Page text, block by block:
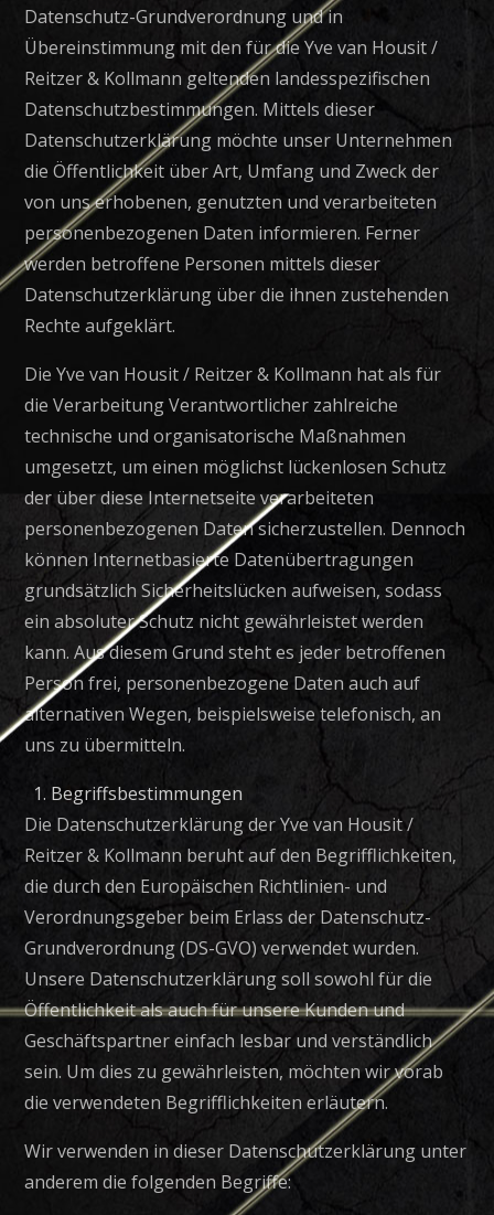
Datenschutz-Grundverordnung und in
Übereinstimmung mit den für die Yve van Housit /
Reitzer & Kollmann geltenden landesspezifischen
Datenschutzbestimmungen. Mittels dieser
Datenschutzerklärung möchte unser Unternehmen
die Öffentlichkeit über Art, Umfang und Zweck der
von uns erhobenen, genutzten und verarbeiteten
personenbezogenen Daten informieren. Ferner
werden betroffene Personen mittels dieser
Datenschutzerklärung über die ihnen zustehenden
Rechte aufgeklärt.
Die Yve van Housit / Reitzer & Kollmann hat als für
die Verarbeitung Verantwortlicher zahlreiche
technische und organisatorische Maßnahmen
umgesetzt, um einen möglichst lückenlosen Schutz
der über diese Internetseite verarbeiteten
personenbezogenen Daten sicherzustellen. Dennoch
können Internetbasierte Datenübertragungen
grundsätzlich Sicherheitslücken aufweisen, sodass
ein absoluter Schutz nicht gewährleistet werden
kann. Aus diesem Grund steht es jeder betroffenen
Person frei, personenbezogene Daten auch auf
alternativen Wegen, beispielsweise telefonisch, an
uns zu übermitteln.
Begriffsbestimmungen
Die Datenschutzerklärung der Yve van Housit /
Reitzer & Kollmann beruht auf den Begrifflichkeiten,
die durch den Europäischen Richtlinien- und
Verordnungsgeber beim Erlass der Datenschutz-
Grundverordnung (DS-GVO) verwendet wurden.
Unsere Datenschutzerklärung soll sowohl für die
Öffentlichkeit als auch für unsere Kunden und
Geschäftspartner einfach lesbar und verständlich
sein. Um dies zu gewährleisten, möchten wir vorab
die verwendeten Begrifflichkeiten erläutern.
Wir verwenden in dieser Datenschutzerklärung unter
anderem die folgenden Begriffe: